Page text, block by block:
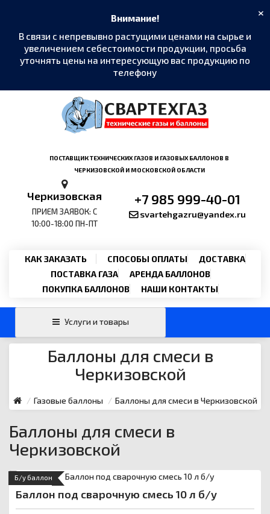
Внимание!
В связи с непревывно растущими ценами на сырье и
увеличением себестоимости продукции, просьба
уточнять цены на интересующую вас продукцию по
телефону
×
ПОСТАВЩИК ТЕХНИЧЕСКИХ ГАЗОВ И ГАЗОВЫХ БАЛЛОНОВ В
ЧЕРКИЗОВСКОЙ И МОСКОВСКОЙ ОБЛАСТИ
Черкизовская
ПРИЕМ ЗАЯВОК: С
10:00-18:00 ПН-ПТ
+7 985 999-40-01
svartehgazru@yandex.ru
КАК ЗАКАЗАТЬ СПОСОБЫ ОПЛАТЫ
ДОСТАВКА
ПОСТАВКА ГАЗА
АРЕНДА БАЛЛОНОВ
ПОКУПКА БАЛЛОНОВ
НАШИ КОНТАКТЫ
Услуги и товары
Баллоны для смеси в
Черкизовской
Газовые баллоны Баллоны для смеси в Черкизовской
Баллоны для смеси в
Черкизовской
Б/у баллон
Баллон под сварочную смесь 10 л б/у
MAX
Написать в мессенджер ›
@SvarTehGaz ›
+7 985 999-40-01 ›
Email
svartehgazru@yandex.ru ›